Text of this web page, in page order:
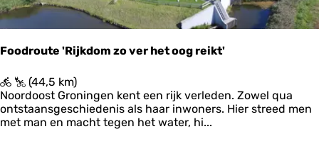
Foodroute 'Rijkdom zo ver het oog reikt'
F
o
o
d
(44,5 km)
Noordoost Groningen kent een rijk verleden. Zowel qua
ontstaansgeschiedenis als haar inwoners. Hier streed men
met man en macht tegen het water, hi...